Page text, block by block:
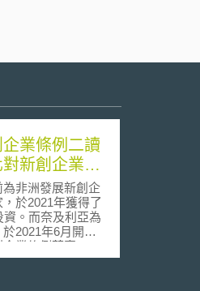
業條例二讀
新創企業的
非洲發展新創企
於2021年獲得了
。而奈及利亞為
2021年6月開始
業條例草案
Bill 2021，以下